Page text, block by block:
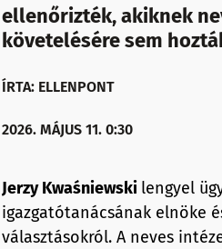
ellenőrizték, akiknek
követelésére sem
ÍRTA: ELLENPONT
2026. MÁJUS 11. 0:30
Jerzy Kwaśniewski lengyel
igazgatótanácsának elnöke
választásokról. A neves